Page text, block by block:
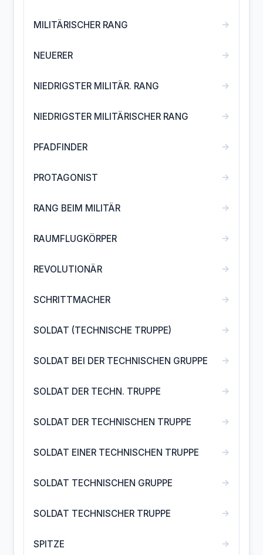
MILITÄRISCHER RANG →
NEUERER →
NIEDRIGSTER MILITÄR. RANG →
NIEDRIGSTER MILITÄRISCHER RANG →
PFADFINDER →
PROTAGONIST →
RANG BEIM MILITÄR →
RAUMFLUGKÖRPER →
REVOLUTIONÄR →
SCHRITTMACHER →
SOLDAT (TECHNISCHE TRUPPE) →
SOLDAT BEI DER TECHNISCHEN GRUPPE →
SOLDAT DER TECHN. TRUPPE →
SOLDAT DER TECHNISCHEN TRUPPE →
SOLDAT EINER TECHNISCHEN TRUPPE →
SOLDAT TECHNISCHEN GRUPPE →
SOLDAT TECHNISCHER TRUPPE →
SPITZE →